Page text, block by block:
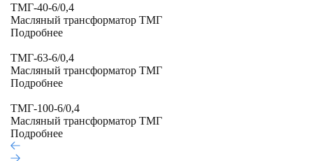
ТМГ-40-6/0,4
Масляный трансформатор ТМГ
Подробнее
ТМГ-63-6/0,4
Масляный трансформатор ТМГ
Подробнее
ТМГ-100-6/0,4
Масляный трансформатор ТМГ
Подробнее